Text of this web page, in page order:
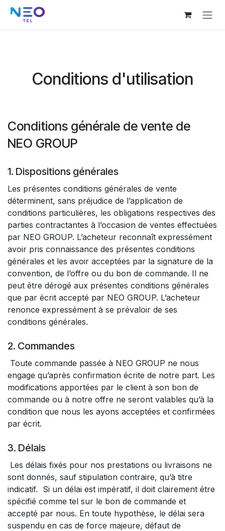
Se rendre au contenu
Conditions d'utilisation
Conditions générale de vente de
NEO GROUP
1. Dispositions générales
Les présentes conditions générales de vente
déterminent, sans préjudice de l’application de
conditions particulières, les obligations respectives des
parties contractantes à l’occasion de ventes effectuées
par NEO GROUP. L’acheteur reconnaît expressément
avoir pris connaissance des présentes conditions
générales et les avoir acceptées par la signature de la
convention, de l’offre ou du bon de commande. Il ne
peut être dérogé aux présentes conditions générales
que par écrit accepté par NEO GROUP. L’acheteur
renonce expressément à se prévaloir de ses
conditions générales.
2. Commandes
Toute commande passée à NEO GROUP ne nous
engage qu’après confirmation écrite de notre part. Les
modifications apportées par le client à son bon de
commande ou à notre offre ne seront valables qu’à la
condition que nous les ayons acceptées et confirmées
par écrit.
3. Délais
Les délais fixés pour nos prestations ou livraisons ne
sont donnés, sauf stipulation contraire, qu’à titre
indicatif. Si un délai est impératif, il doit clairement être
spécifié comme tel sur le bon de commande et
accepté par nous. En toute hypothèse, le délai sera
suspendu en cas de force majeure, défaut de